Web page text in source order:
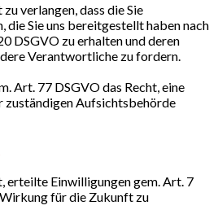
zu verlangen, dass die Sie
die Sie uns bereitgestellt haben nach
DSGVO zu erhalten und deren
Verantwortliche zu fordern.
Art. 77 DSGVO das Recht, eine
zuständigen Aufsichtsbehörde
erteilte Einwilligungen gem. Art. 7
für die Zukunft zu